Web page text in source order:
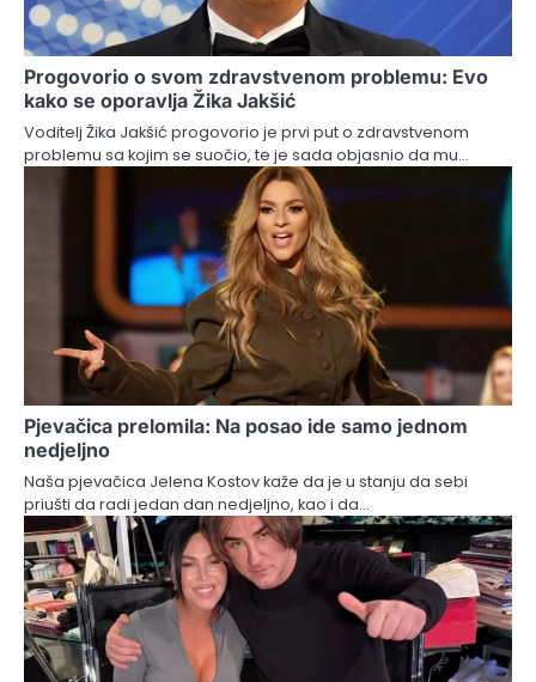
Progovorio o svom zdravstvenom problemu: Evo
kako se oporavlja Žika Jakšić
Voditelj Žika Jakšić progovorio je prvi put o zdravstvenom
problemu sa kojim se suočio, te je sada objasnio da mu…
Pjevačica prelomila: Na posao ide samo jednom
nedjeljno
Naša pjevačica Jelena Kostov kaže da je u stanju da sebi
priušti da radi jedan dan nedjeljno, kao i da…